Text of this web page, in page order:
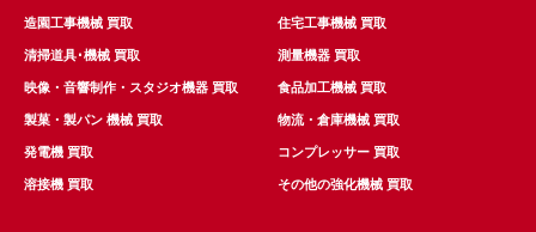
造園工事機械 買取 住宅工事機械 買取
清掃道具･機械 買取 測量機器 買取
映像・音響制作・スタジオ機器 買取 食品加工機械 買取
製菓・製パン 機械 買取 物流・倉庫機械 買取
発電機 買取 コンプレッサー 買取
溶接機 買取 その他の強化機械 買取